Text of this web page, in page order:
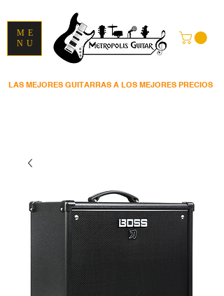
LAS MEJORES GUITARRAS A LOS MEJORES PRECIOS
ME
NU